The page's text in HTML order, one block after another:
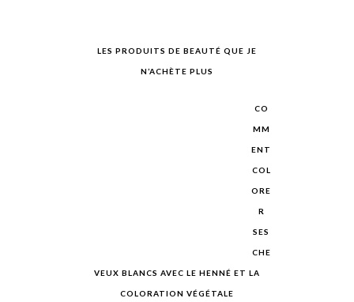
LES PRODUITS DE BEAUTÉ QUE JE
N’ACHÈTE PLUS
CO
MM
ENT
COL
ORE
R
SES
CHE
VEUX BLANCS AVEC LE HENNÉ ET LA
COLORATION VÉGÉTALE